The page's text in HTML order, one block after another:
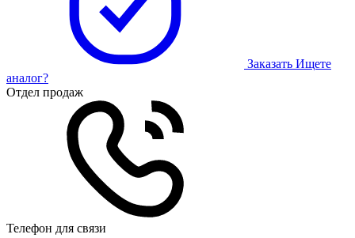
Заказать Ищете
аналог?
Отдел продаж
Телефон для связи